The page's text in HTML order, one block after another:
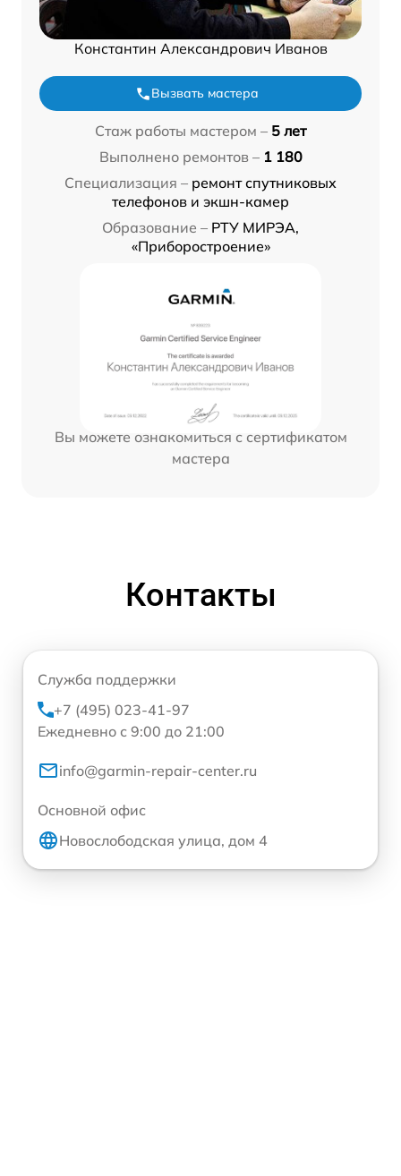
Константин Александрович Иванов
Вызвать мастера
Стаж работы мастером – 5 лет
Выполнено ремонтов – 1 180
Специализация – ремонт спутниковых
телефонов и экшн-камер
Образование – РТУ МИРЭА,
«Приборостроение»
Вы можете ознакомиться с сертификатом
мастера
Контакты
Служба поддержки
+7 (495) 023-41-97
Ежедневно с 9:00 до 21:00
info@garmin-repair-center.ru
Основной офис
Новослободская улица, дом 4